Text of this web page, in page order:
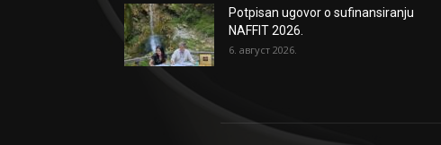
Potpisan ugovor o sufinansiranju
NAFFIT 2026.
6. август 2026.